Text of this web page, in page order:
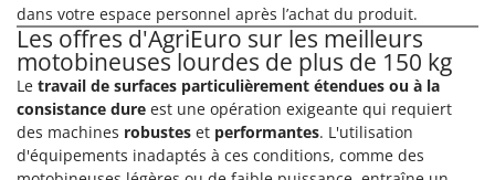
Pramac
Prismafood
R
R.G.V.
Rato
dans votre espace personnel après l’achat du produit.
Les offres d'AgriEuro sur les meilleurs
motobineuses lourdes de plus de 150 kg
Le travail de surfaces particulièrement étendues ou à la
consistance dure est une opération exigeante qui requiert
des machines robustes et performantes. L'utilisation
d'équipements inadaptés à ces conditions, comme des